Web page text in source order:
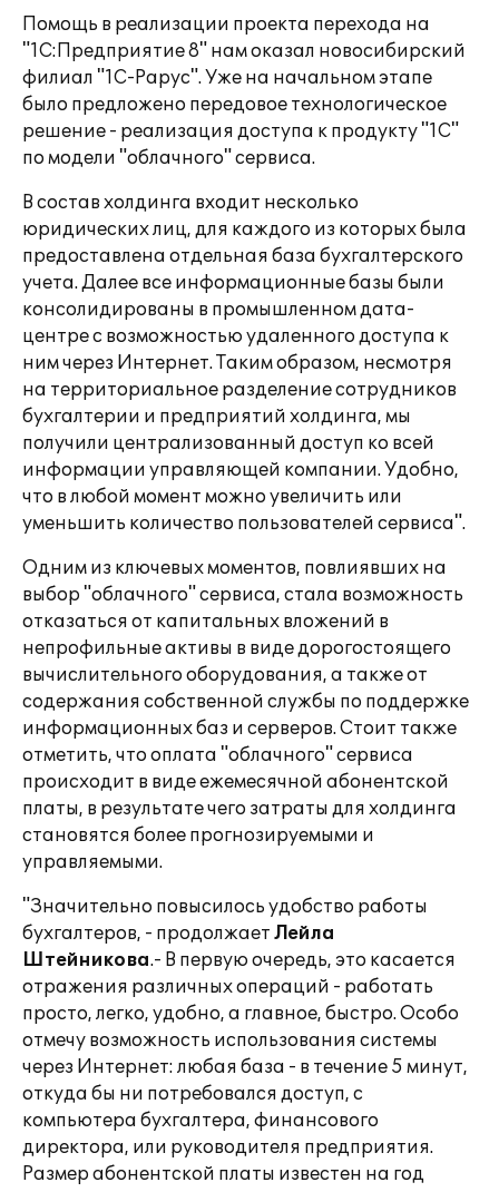
Помощь в реализации проекта перехода на
"1С:Предприятие 8" нам оказал новосибирский
филиал "1С-Рарус". Уже на начальном этапе
было предложено передовое технологическое
решение - реализация доступа к продукту "1С"
по модели "облачного" сервиса.
В состав холдинга входит несколько
юридических лиц, для каждого из которых была
предоставлена отдельная база бухгалтерского
учета. Далее все информационные базы были
консолидированы в промышленном дата-
центре с возможностью удаленного доступа к
ним через Интернет. Таким образом, несмотря
на территориальное разделение сотрудников
бухгалтерии и предприятий холдинга, мы
получили централизованный доступ ко всей
информации управляющей компании. Удобно,
что в любой момент можно увеличить или
уменьшить количество пользователей сервиса".
Одним из ключевых моментов, повлиявших на
выбор "облачного" сервиса, стала возможность
отказаться от капитальных вложений в
непрофильные активы в виде дорогостоящего
вычислительного оборудования, а также от
содержания собственной службы по поддержке
информационных баз и серверов. Стоит также
отметить, что оплата "облачного" сервиса
происходит в виде ежемесячной абонентской
платы, в результате чего затраты для холдинга
становятся более прогнозируемыми и
управляемыми.
"Значительно повысилось удобство работы
бухгалтеров, - продолжает Лейла
Штейникова.- В первую очередь, это касается
отражения различных операций - работать
просто, легко, удобно, а главное, быстро. Особо
отмечу возможность использования системы
через Интернет: любая база - в течение 5 минут,
откуда бы ни потребовался доступ, с
компьютера бухгалтера, финансового
директора, или руководителя предприятия.
Размер абонентской платы известен на год